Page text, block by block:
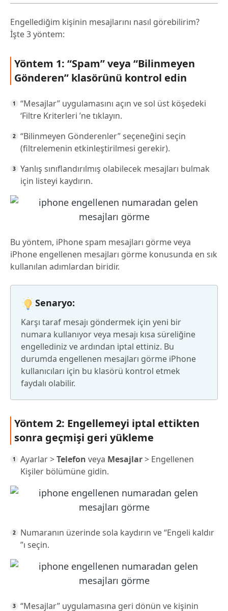
Engellediğim kişinin mesajlarını nasıl görebilirim?
İşte 3 yöntem:
Yöntem 1: “Spam” veya “Bilinmeyen
Gönderen” klasörünü kontrol edin
“Mesajlar” uygulamasını açın ve sol üst köşedeki
‘Filtre Kriterleri ’ne tıklayın.
“Bilinmeyen Gönderenler” seçeneğini seçin
(filtrelemenin etkinleştirilmesi gerekir).
Yanlış sınıflandırılmış olabilecek mesajları bulmak
için listeyi kaydırın.
Bu yöntem, iPhone spam mesajları görme veya
iPhone engellenen mesajları görme konusunda en sık
kullanılan adımlardan biridir.
Senaryo:
Karşı taraf mesajı göndermek için yeni bir
numara kullanıyor veya mesajı kısa süreliğine
engellediniz ve ardından iptal ettiniz. Bu
durumda engellenen mesajları görme iPhone
kullanıcıları için bu klasörü kontrol etmek
faydalı olabilir.
Yöntem 2: Engellemeyi iptal ettikten
sonra geçmişi geri yükleme
Ayarlar >Telefon veya Mesajlar> Engellenen
Kişiler bölümüne gidin.
Numaranın üzerinde sola kaydırın ve “Engeli kaldır
”ı seçin.
“Mesajlar” uygulamasına geri dönün ve kişinin